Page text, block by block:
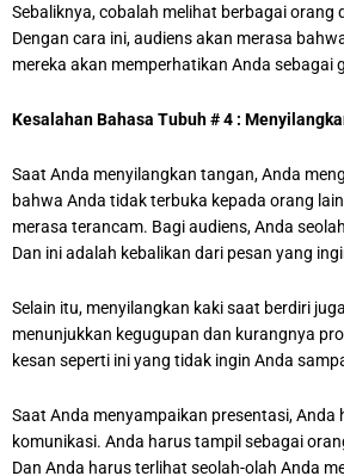
Sebaliknya, cobalah melihat berbagai orang
Dengan cara ini, audiens akan merasa
mereka akan memperhatikan Anda sebagai
Kesalahan Bahasa Tubuh # 4 :
Saat Anda menyilangkan tangan, Anda
bahwa Anda tidak terbuka kepada orang
merasa terancam. Bagi audiens, Anda
Dan ini adalah kebalikan dari pesan yang
Selain itu, menyilangkan kaki saat berdiri
menunjukkan kegugupan dan kurangnya
kesan seperti ini yang tidak ingin Anda
Saat Anda menyampaikan presentasi, Anda
komunikasi. Anda harus tampil sebagai
Dan Anda harus terlihat seolah-olah Anda